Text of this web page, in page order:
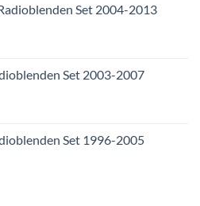
Set 2004-2013
Set 2003-2007
Set 1996-2005